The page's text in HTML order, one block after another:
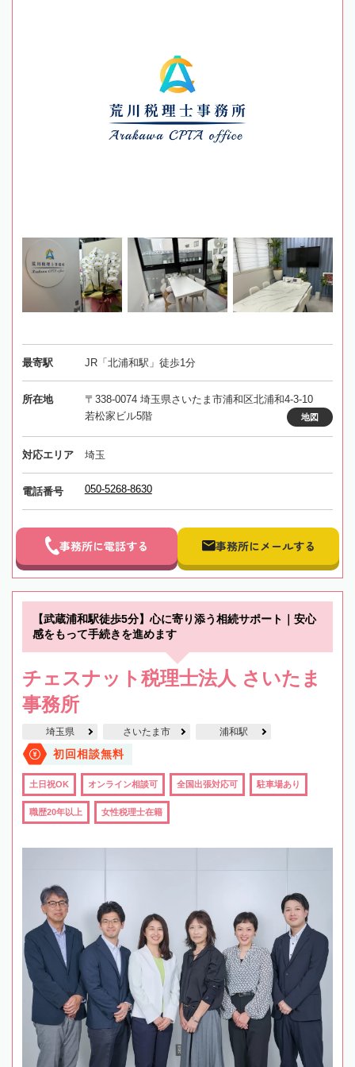
最寄駅 JR「北浦和駅」徒歩1分
所在地
〒338-0074 埼玉県さいたま市浦和区北浦和4-3-10
若松家ビル5階
地図
対応エリア 埼玉
電話番号 050-5268-8630
事務所に電話する 事務所にメールする
【武蔵浦和駅徒歩5分】心に寄り添う相続サポート｜安心
感をもって手続きを進めます
チェスナット税理士法人 さいたま
事務所
埼玉県 さいたま市 浦和駅
初回相談無料
土日祝OK オンライン相談可 全国出張対応可 駐車場あり
職歴20年以上 女性税理士在籍